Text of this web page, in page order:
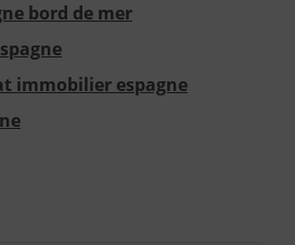
bord de mer
immobilier espagne